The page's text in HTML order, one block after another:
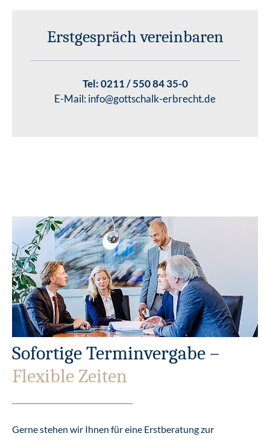
Erstgespräch vereinbaren
Tel:0211 / 550 84 35-0
E-Mail: info@gottschalk-erbrecht.de
Sofortige Terminvergabe –
Flexible Zeiten
Gerne stehen wir Ihnen für eine Erstberatung zur